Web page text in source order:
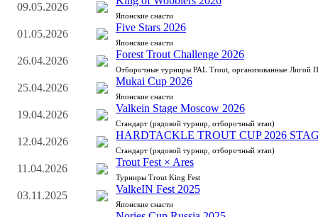
09.05.2026
Японские снасти
01.05.2026
Five Stars 2026
Японские снасти
26.04.2026
Forest Trout Challenge 2026
Отборочные турниры PAL Trout, организованные Лигой
25.04.2026
Mukai Cup 2026
Японские снасти
19.04.2026
Valkein Stage Moscow 2026
Стандарт (рядовой турнир, отборочный этап)
12.04.2026
HARDTACKLE TROUT CUP 2026
Стандарт (рядовой турнир, отборочный этап)
11.04.2026
Trout Fest × Ares
Турниры Trout King Fest
03.11.2025
ValkeIN Fest 2025
Японские снасти